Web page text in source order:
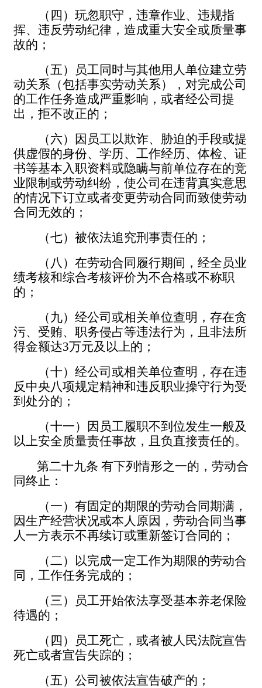
（四）玩忽职守，违章作业、违规指
挥、违反劳动纪律，造成重大安全或质量事
故的；
（五）员工同时与其他用人单位建立劳
动关系（包括事实劳动关系），对完成公司
的工作任务造成严重影响，或者经公司提
出，拒不改正的；
（六）因员工以欺诈、胁迫的手段或提
供虚假的身份、 学历、工作经历、体检、证
书等基本入职资料或隐瞒与前单位存在的竞
业限制或劳动纠纷， 使公司在违背真实意思
的情况下订立或者变更劳动合同而致使劳动
合同无效的；
（七）被依法追究刑事责任的；
（八）在劳动合同履行期间，经全员业
绩考核和综合考核评价为不合格或不称职
的；
（九）经公司或相关单位查明，存在贪
污、受贿、职务侵占等违法行为，且非法所
得金额达3万元及以上的；
（十）经公司或相关单位查明，存在违
反中央八项规定精神和违反职业操守行为受
到处分的；
（十一）因员工履职不到位发生一般及
以上安全质量责任事故，且负直接责任的。
第二十九条 有下列情形之一的，劳动合
同终止：
（一）有固定的期限的劳动合同期满，
因生产经营状况或本人原因，劳动合同当事
人一方表示不再续订或重新签订合同的；
（二）以完成一定工作为期限的劳动合
同，工作任务完成的；
（三）员工开始依法享受基本养老保险
待遇的；
（四）员工死亡，或者被人民法院宣告
死亡或者宣告失踪的；
（五）公司被依法宣告破产的；